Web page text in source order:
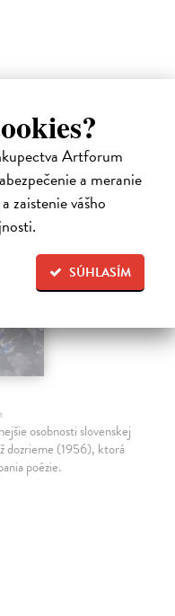
Artforum
a meranie
zaistenie vášho
SÚHLASÍM
osobnosti slovenskej
dozrieme (1956), ktorá
poézie.